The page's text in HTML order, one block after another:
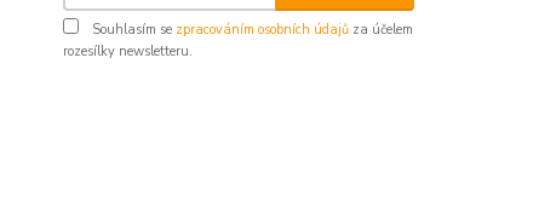
Souhlasím se zpracováním osobních údajů za účelem
rozesílky newsletteru.